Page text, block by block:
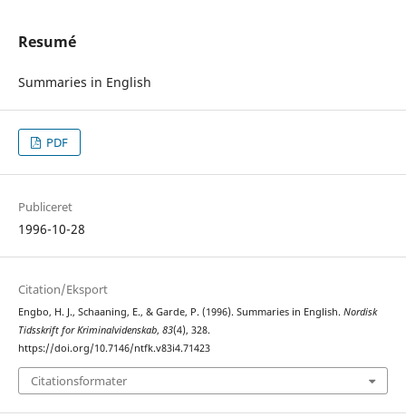
Resumé
Summaries in English
PDF
Publiceret
1996-10-28
Citation/Eksport
Engbo, H. J., Schaaning, E., & Garde, P. (1996). Summaries in English. Nordisk
Tidsskrift for Kriminalvidenskab, 83(4), 328.
https://doi.org/10.7146/ntfk.v83i4.71423
Citationsformater